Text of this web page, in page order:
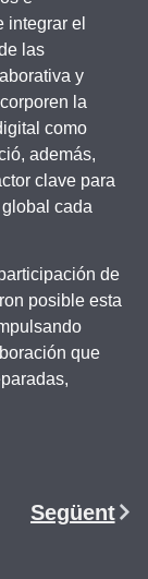
integrar el
las
y
la
como
además,
clave para
cada
de
posible esta
que
Següent